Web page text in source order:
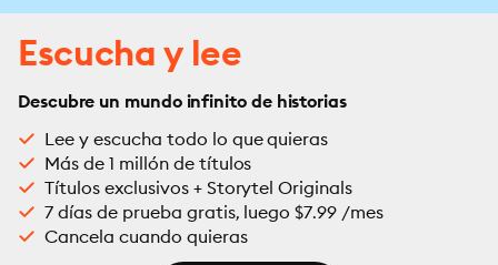
Escucha y lee
Descubre un mundo infinito de historias
Lee y escucha todo lo que quieras
Más de 1 millón de títulos
Títulos exclusivos + Storytel Originals
7 días de prueba gratis, luego $7.99 /mes
Cancela cuando quieras